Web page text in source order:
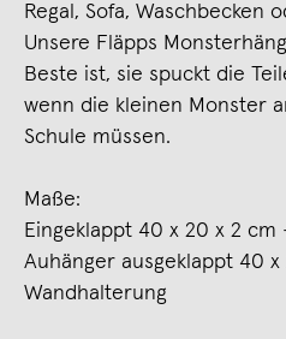
Regal, Sofa, Waschbecken
Unsere Fläpps
Beste ist, sie spuckt die
wenn die kleinen Monster
Schule müssen.
Maße:
Eingeklappt 40 x 20 x 2 cm
Auhänger ausgeklappt 40 x
Wandhalterung